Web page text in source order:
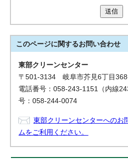
送信
このページに関するお問い合わせ
東部クリーンセンター
〒501-3134 岐阜市芥見6丁目
電話番号：058-243-1151（内線
号：058-244-0074
東部クリーンセンターへのお
ムをご利用ください。